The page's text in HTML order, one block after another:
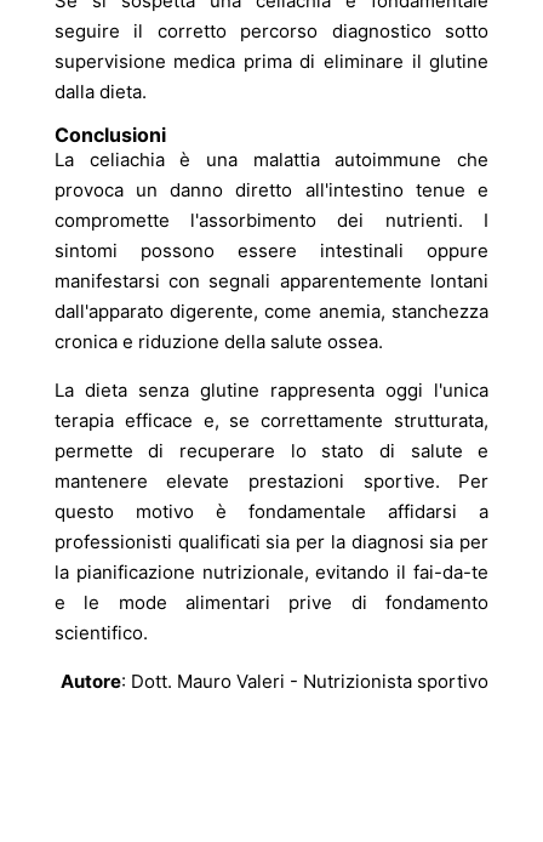
seguire il corretto percorso diagnostico sotto
supervisione medica prima di eliminare il glutine
dalla dieta.
Conclusioni
La celiachia è una malattia autoimmune che
provoca un danno diretto all'intestino tenue e
compromette l'assorbimento dei nutrienti. I
sintomi possono essere intestinali oppure
manifestarsi con segnali apparentemente lontani
dall'apparato digerente, come anemia, stanchezza
cronica e riduzione della salute ossea.
La dieta senza glutine rappresenta oggi l'unica
terapia efficace e, se correttamente strutturata,
permette di recuperare lo stato di salute e
mantenere elevate prestazioni sportive. Per
questo motivo è fondamentale affidarsi a
professionisti qualificati sia per la diagnosi sia per
la pianificazione nutrizionale, evitando il fai-da-te
e le mode alimentari prive di fondamento
scientifico.
Autore: Dott. Mauro Valeri - Nutrizionista sportivo